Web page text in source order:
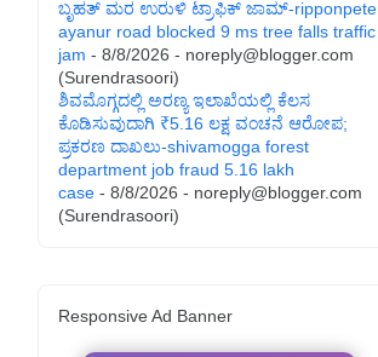
ಬೃಹತ್ ಮರ ಉರುಳಿ ಟ್ರಾಫಿಕ್ ಜಾಮ್-ripponpete
ayanur road blocked 9 ms tree falls traffic
jam - 8/8/2026 - noreply@blogger.com
(Surendrasoori)
ಶಿವಮೊಗ್ಗದಲ್ಲಿ ಅರಣ್ಯ ಇಲಾಖೆಯಲ್ಲಿ ಕೆಲಸ
ಕೊಡಿಸುವುದಾಗಿ ₹5.16 ಲಕ್ಷ ವಂಚನೆ ಆರೋಪ;
ಪ್ರಕರಣ ದಾಖಲು-shivamogga forest
department job fraud 5.16 lakh
case - 8/8/2026 - noreply@blogger.com
(Surendrasoori)
Responsive Ad Banner